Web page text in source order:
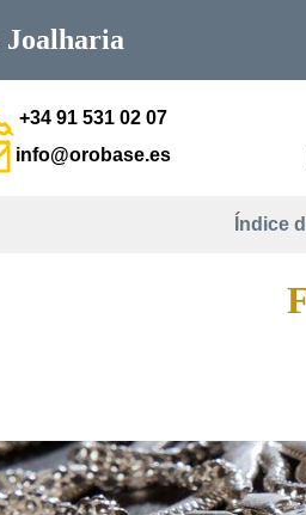
Joalharia
+34 91 531 02 07
info@orobase.es
Índice